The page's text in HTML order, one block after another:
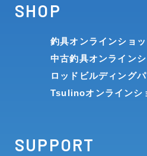
SHOP
釣具オンラインショ
中古釣具オンライン
ロッドビルディング
Tsulinoオンラインシ
SUPPORT